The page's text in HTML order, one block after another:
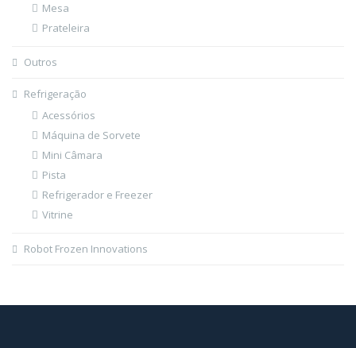
Mesa
Prateleira
Outros
Refrigeração
Acessórios
Máquina de Sorvete
Mini Câmara
Pista
Refrigerador e Freezer
Vitrine
Robot Frozen Innovations